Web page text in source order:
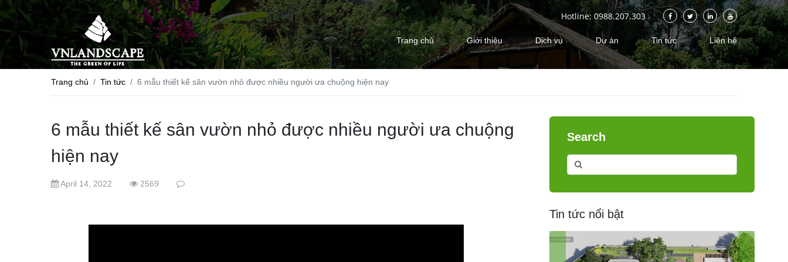
Hotline: 0988.207.303
Trang chủ Giới thiệu Dịch vụ Dự án Tin tức Liên hệ
Trang chủ Tin tức 6 mẫu thiết kế sân vườn nhỏ được nhiều người ưa chuộng hiện nay
6 mẫu thiết kế sân vườn nhỏ được nhiều người ưa chuộng
hiện nay
April 14, 2022 2569
Search
Tin tức nổi bật